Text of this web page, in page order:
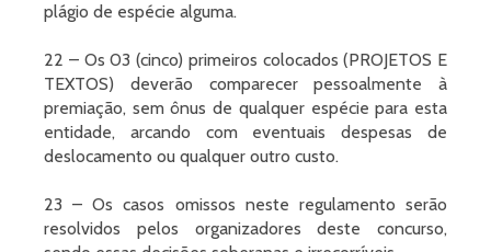
plágio de espécie alguma.
22 – Os 03 (cinco) primeiros colocados (PROJETOS E
TEXTOS) deverão comparecer pessoalmente à
premiação, sem ônus de qualquer espécie para esta
entidade, arcando com eventuais despesas de
deslocamento ou qualquer outro custo.
23 – Os casos omissos neste regulamento serão
resolvidos pelos organizadores deste concurso,